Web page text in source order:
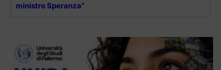
ministro Speranza”